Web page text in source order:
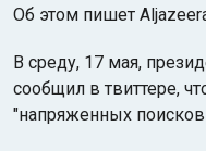
Об этом пишет
В среду, 17 мая,
сообщил в твиттере,
"напряженных